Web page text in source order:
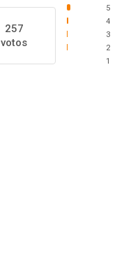
257
votos
5
4
3
2
1